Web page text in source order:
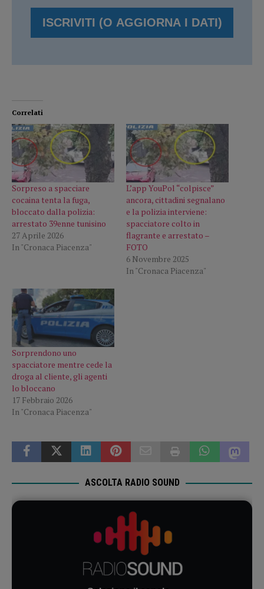
Correlati
Sorpreso a spacciare
cocaina tenta la fuga,
bloccato dalla polizia:
arrestato 39enne tunisino
27 Aprile 2026
In "Cronaca Piacenza"
L’app YouPol “colpisce”
ancora, cittadini segnalano
e la polizia interviene:
spacciatore colto in
flagrante e arrestato –
FOTO
6 Novembre 2025
In "Cronaca Piacenza"
Sorprendono uno
spacciatore mentre cede la
droga al cliente, gli agenti
lo bloccano
17 Febbraio 2026
In "Cronaca Piacenza"
ASCOLTA RADIO SOUND